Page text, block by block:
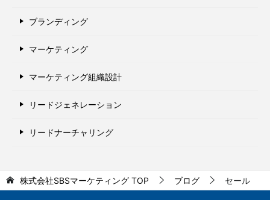
ブランディング
マーケティング
マーケティング組織設計
リードジェネレーション
リードナーチャリング
株式会社SBSマーケティング TOP ブログ セール